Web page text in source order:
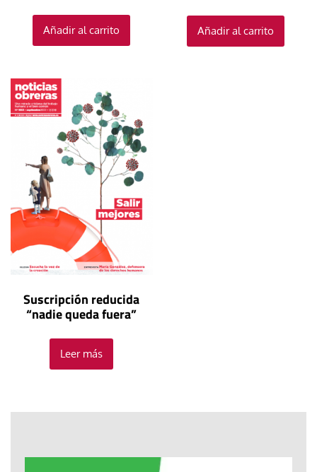
Añadir al carrito Añadir al carrito
Suscripción reducida
“nadie queda fuera”
Leer más